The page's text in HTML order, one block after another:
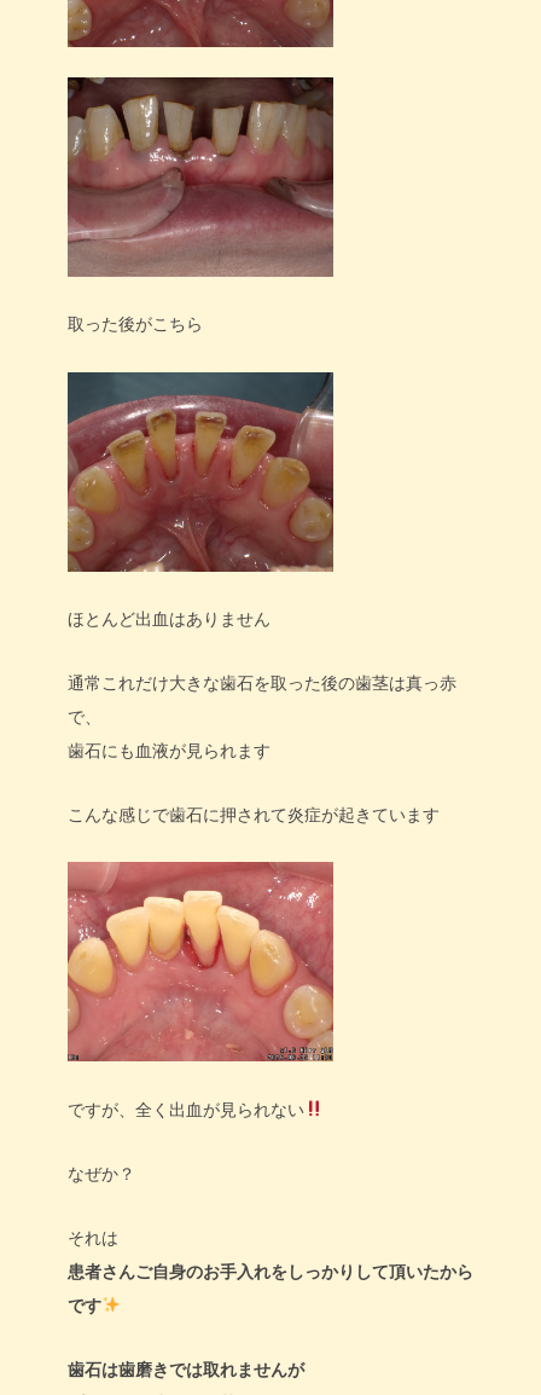
取った後がこちら
ほとんど出血はありません
通常これだけ大きな歯石を取った後の歯茎は真っ赤
で、
歯石にも血液が見られます
こんな感じで歯石に押されて炎症が起きています
ですが、全く出血が見られない
なぜか？
それは
患者さんご自身のお手入れをしっかりして頂いたから
です
歯石は歯磨きでは取れませんが